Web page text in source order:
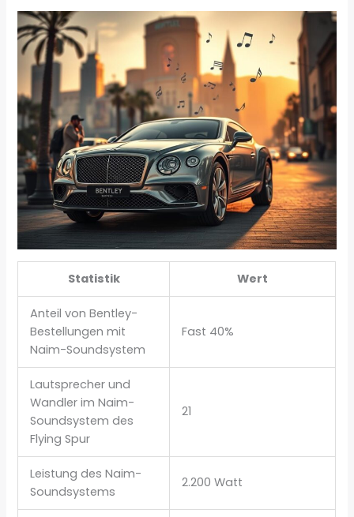
Statistik Wert
Anteil von Bentley-
Bestellungen mit
Naim-Soundsystem
Fast 40%
Lautsprecher und
Wandler im Naim-
Soundsystem des
Flying Spur
21
Leistung des Naim-
Soundsystems
2.200 Watt